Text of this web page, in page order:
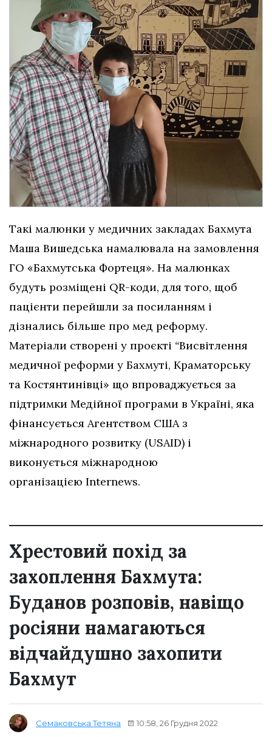
Такі малюнки у медичних закладах Бахмута
Маша Вишедська намалювала на замовлення
ГО «Бахмутська Фортеця». На малюнках
будуть розміщені QR-коди, для того, щоб
пацієнти перейшли за посиланням і
дізнались більше про мед реформу.
Матеріали створені у проєкті “Висвітлення
медичної реформи у Бахмуті, Краматорську
та Костянтинівці» що впроваджується за
підтримки Медійної програми в Україні, яка
фінансується Агентством США з
міжнародного розвитку (USAID) і
виконується міжнародною
організацією Internews.
Хрестовий похід за
захоплення Бахмута:
Буданов розповів, навіщо
росіяни намагаються
відчайдушно захопити
Бахмут
Семаковська Тетяна 10:58, 26 Грудня 2022